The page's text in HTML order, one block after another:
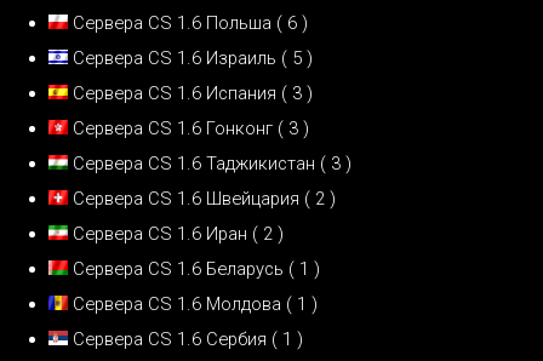
Сервера CS 1.6 Польша ( 6 )
Сервера CS 1.6 Израиль ( 5 )
Сервера CS 1.6 Испания ( 3 )
Сервера CS 1.6 Гонконг ( 3 )
Сервера CS 1.6 Таджикистан ( 3 )
Сервера CS 1.6 Швейцария ( 2 )
Сервера CS 1.6 Иран ( 2 )
Сервера CS 1.6 Беларусь ( 1 )
Сервера CS 1.6 Молдова ( 1 )
Сервера CS 1.6 Сербия ( 1 )